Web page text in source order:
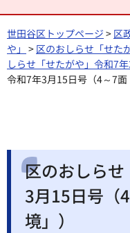
世田谷区トップページ > 区
や」 > 区のおしらせ「せた
しらせ「せたがや」令和7
令和7年3月15日号（4～7面
区のおしら
3月15日号（
境」）